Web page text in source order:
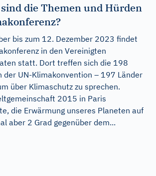
sind die Themen und Hürden
bis zum 12. Dezember 2023 findet
in den Vereinigten
statt. Dort treffen sich die 198
der UN-Klimakonvention – 197 Länder
über Klimaschutz zu sprechen.
2015 in Paris
die Erwärmung unseres Planeten auf
aber 2 Grad gegenüber dem...